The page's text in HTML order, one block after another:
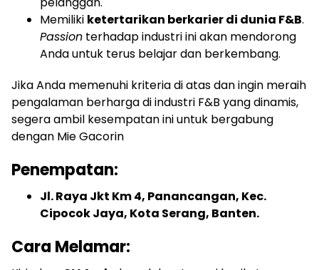
Memiliki ketertarikan berkarier di dunia F&B.
Passion terhadap industri ini akan mendorong
Anda untuk terus belajar dan berkembang.
Jika Anda memenuhi kriteria di atas dan ingin meraih
pengalaman berharga di industri F&B yang dinamis,
segera ambil kesempatan ini untuk bergabung
dengan Mie Gacorin
Penempatan:
Jl. Raya Jkt Km 4, Panancangan, Kec.
Cipocok Jaya, Kota Serang, Banten.
Cara Melamar: